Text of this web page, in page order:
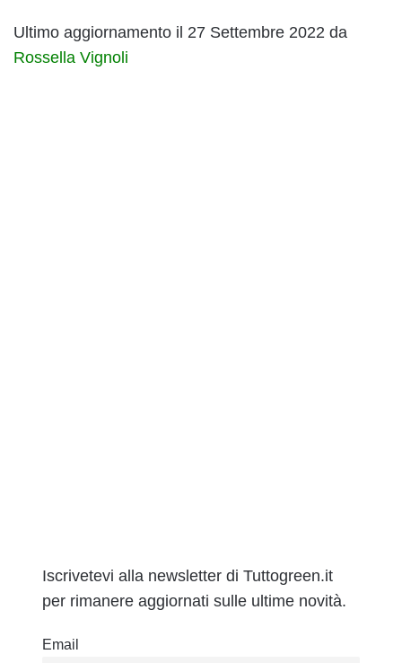
Ultimo aggiornamento il 27 Settembre 2022 da
Rossella Vignoli
Iscrivetevi alla newsletter di Tuttogreen.it
per rimanere aggiornati sulle ultime novità.
Email